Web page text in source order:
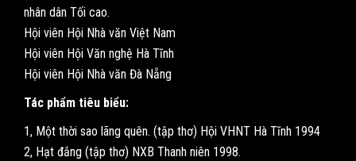
nhân dân Tối cao.
Hội viên Hội Nhà văn Việt Nam
Hội viên Hội Văn nghệ Hà Tĩnh
Hội viên Hội Nhà văn Đà Nẵng
Tác phẩm tiêu biểu:
1, Một thời sao lãng quên. (tập thơ) Hội VHNT Hà Tĩnh 1994
2, Hạt đắng (tập thơ) NXB Thanh niên 1998.